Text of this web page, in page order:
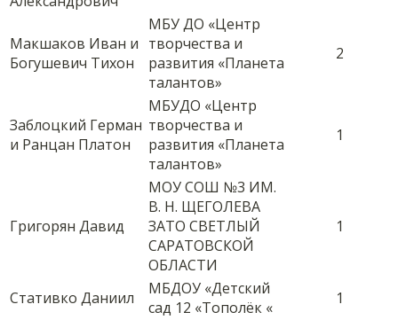
Макшаков Иван и
Богушевич Тихон
МБУ ДО «Центр
творчества и
развития «Планета
талантов»
2
Заблоцкий Герман
и Ранцан Платон
МБУДО «Центр
творчества и
развития «Планета
талантов»
1
Григорян Давид
МОУ СОШ №3 ИМ.
В. Н. ЩЕГОЛЕВА
ЗАТО СВЕТЛЫЙ
САРАТОВСКОЙ
ОБЛАСТИ
1
Стативко Даниил
МБДОУ «Детский
сад 12 «Тополёк «
1